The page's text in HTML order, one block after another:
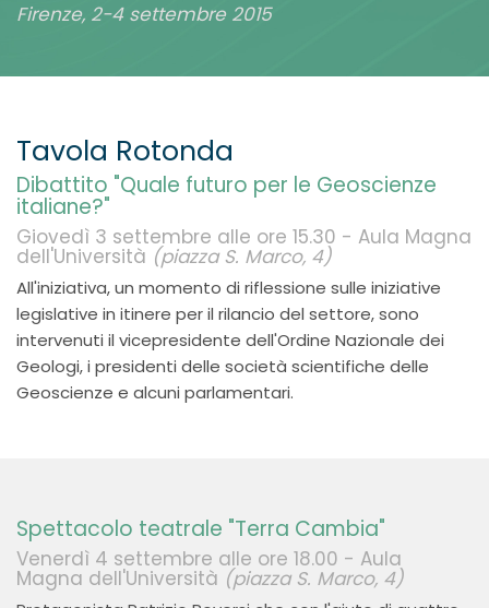
Firenze, 2-4 settembre 2015
Tavola Rotonda
Dibattito "Quale futuro per le Geoscienze
italiane?"
Giovedì 3 settembre alle ore 15.30 - Aula Magna
dell'Università (piazza S. Marco, 4)
All'iniziativa, un momento di riflessione sulle iniziative
legislative in itinere per il rilancio del settore, sono
intervenuti il vicepresidente dell'Ordine Nazionale dei
Geologi, i presidenti delle società scientifiche delle
Geoscienze e alcuni parlamentari.
Spettacolo teatrale "Terra Cambia"
Venerdì 4 settembre alle ore 18.00 - Aula
Magna dell'Università (piazza S. Marco, 4)